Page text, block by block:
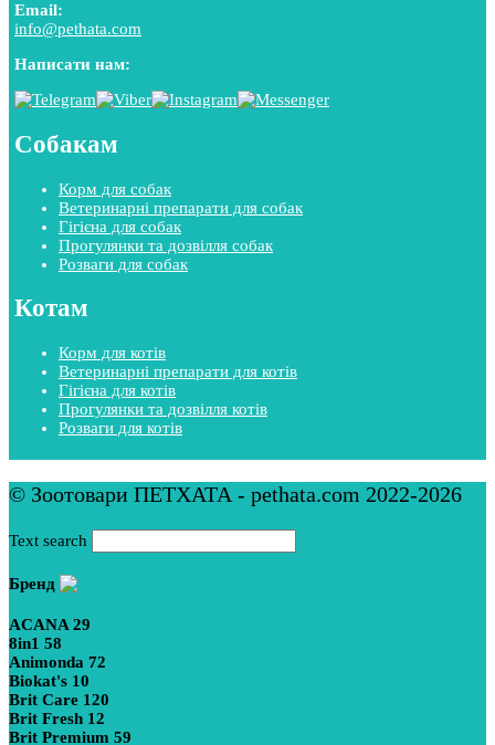
Email:
info@pethata.com
Написати нам:
Собакам
Корм для собак
Ветеринарні препарати для собак
Гігієна для собак
Прогулянки та дозвілля собак
Розваги для собак
Котам
Корм для котів
Ветеринарні препарати для котів
Гігієна для котів
Прогулянки та дозвілля котів
Розваги для котів
© Зоотовари ПЕТХАТА - pethata.com 2022-2026
Text search
Бренд
ACANA 29
8in1 58
Animonda 72
Biokat's 10
Brit Care 120
Brit Fresh 12
Brit Premium 59